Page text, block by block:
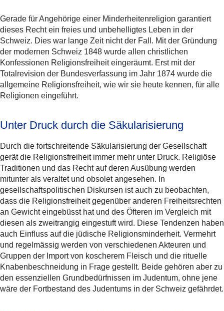
Gerade für Angehörige einer Minderheitenreligion garantiert
dieses Recht ein freies und unbehelligtes Leben in der
Schweiz. Dies war lange Zeit nicht der Fall. Mit der Gründung
der modernen Schweiz 1848 wurde allen christlichen
Konfessionen Religionsfreiheit eingeräumt. Erst mit der
Totalrevision der Bundesverfassung im Jahr 1874 wurde die
allgemeine Religionsfreiheit, wie wir sie heute kennen, für alle
Religionen eingeführt.
Unter Druck durch die Säkularisierung
Durch die fortschreitende Säkularisierung der Gesellschaft
gerät die Religionsfreiheit immer mehr unter Druck. Religiöse
Traditionen und das Recht auf deren Ausübung werden
mitunter als veraltet und obsolet angesehen. In
gesellschaftspolitischen Diskursen ist auch zu beobachten,
dass die Religionsfreiheit gegenüber anderen Freiheitsrechten
an Gewicht eingebüsst hat und des Öfteren im Vergleich mit
diesen als zweitrangig eingestuft wird. Diese Tendenzen haben
auch Einfluss auf die jüdische Religionsminderheit. Vermehrt
und regelmässig werden von verschiedenen Akteuren und
Gruppen der Import von koscherem Fleisch und die rituelle
Knabenbeschneidung in Frage gestellt. Beide gehören aber zu
den essenziellen Grundbedürfnissen im Judentum, ohne jene
wäre der Fortbestand des Judentums in der Schweiz gefährdet.